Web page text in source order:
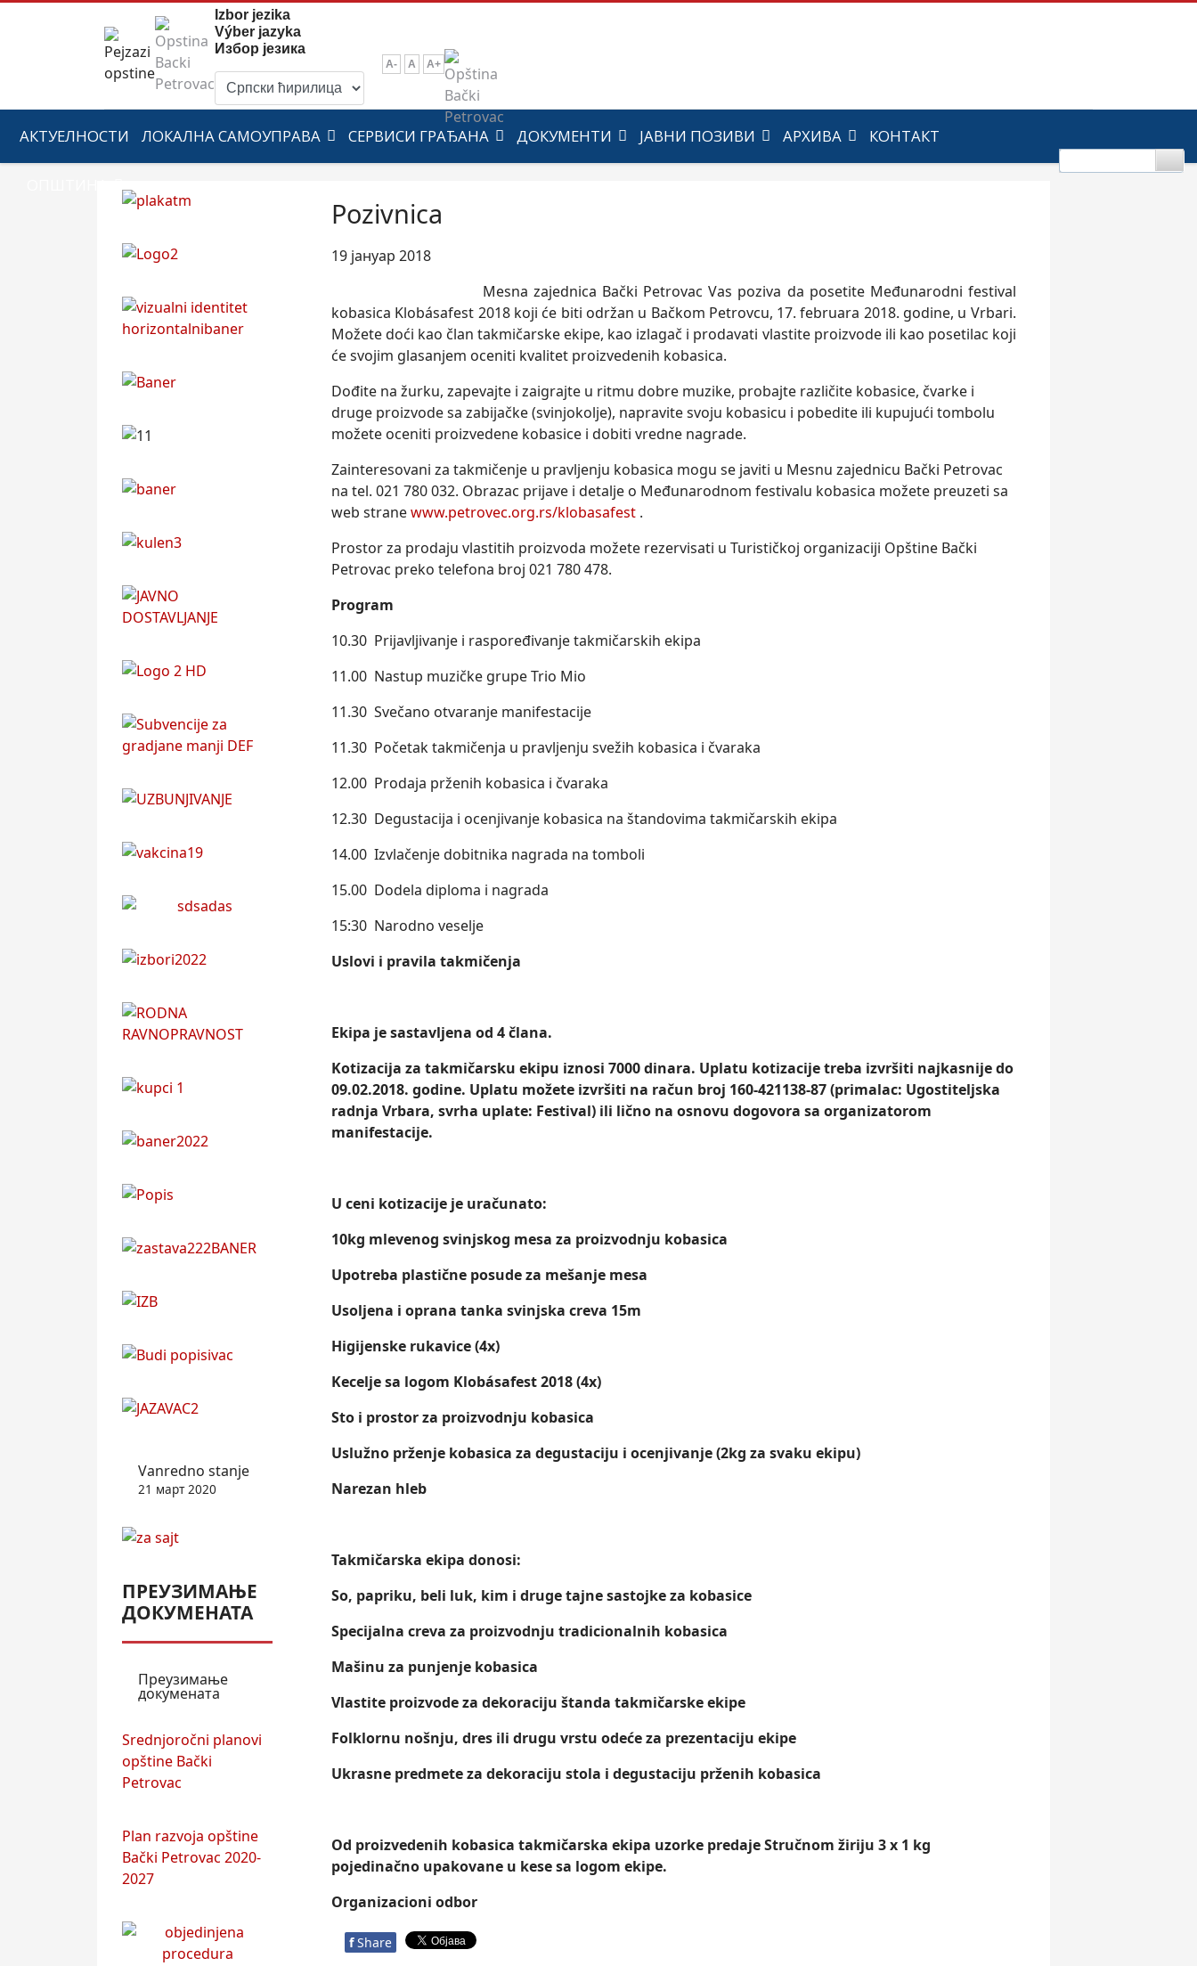
Izbor jezika
Výber jazyka
Избор језика
A- A A+
АКТУЕЛНОСТИ ЛОКАЛНА САМОУПРАВА СЕРВИСИ ГРАЂАНА ДОКУМЕНТИ ЈАВНИ ПОЗИВИ АРХИВА КОНТАКТ
Vanredno stanje
21 март 2020
ПРЕУЗИМАЊЕ
ДОКУМЕНАТА
Преузимање
докумената
Srednjoročni planovi
opštine Bački
Petrovac
Plan razvoja opštine
Bački Petrovac 2020-
2027
Pozivnica
19 јануар 2018
Mesna zajednica Bački Petrovac Vas poziva da posetite Međunarodni festival
kobasica Klobásafest 2018 koji će biti održan u Bačkom Petrovcu, 17. februara 2018. godine, u Vrbari.
Možete doći kao član takmičarske ekipe, kao izlagač i prodavati vlastite proizvode ili kao posetilac koji
će svojim glasanjem oceniti kvalitet proizvedenih kobasica.
Dođite na žurku, zapevajte i zaigrajte u ritmu dobre muzike, probajte različite kobasice, čvarke i
druge proizvode sa zabijačke (svinjokolje), napravite svoju kobasicu i pobedite ili kupujući tombolu
možete oceniti proizvedene kobasice i dobiti vredne nagrade.
Zainteresovani za takmičenje u pravljenju kobasica mogu se javiti u Mesnu zajednicu Bački Petrovac
na tel. 021 780 032. Obrazac prijave i detalje o Međunarodnom festivalu kobasica možete preuzeti sa
web stranewww.petrovec.org.rs/klobasafest .
Prostor za prodaju vlastitih proizvoda možete rezervisati u Turističkoj organizaciji Opštine Bački
Petrovac preko telefona broj 021 780 478.
Program
10.30 Prijavljivanje i raspoređivanje takmičarskih ekipa
11.00 Nastup muzičke grupe Trio Mio
11.30 Svečano otvaranje manifestacije
11.30 Početak takmičenja u pravljenju svežih kobasica i čvaraka
12.00 Prodaja prženih kobasica i čvaraka
12.30 Degustacija i ocenjivanje kobasica na štandovima takmičarskih ekipa
14.00 Izvlačenje dobitnika nagrada na tomboli
15.00 Dodela diploma i nagrada
15:30 Narodno veselje
Uslovi i pravila takmičenja
Ekipa je sastavljena od 4 člana.
Kotizacija za takmičarsku ekipu iznosi 7000 dinara. Uplatu kotizacije treba izvršiti najkasnije do
09.02.2018. godine. Uplatu možete izvršiti na račun broj 160-421138-87(primalac: Ugostiteljska
radnja Vrbara, svrha uplate: Festival) ili lično na osnovu dogovora sa organizatorom
manifestacije.
U ceni kotizacije je uračunato:
10kg mlevenog svinjskog mesa za proizvodnju kobasica
Upotreba plastične posude za mešanje mesa
Usoljena i oprana tanka svinjska creva 15m
Higijenske rukavice (4x)
Kecelje sa logom Klobásafest 2018 (4x)
Sto i prostor za proizvodnju kobasica
Uslužno prženje kobasica za degustaciju i ocenjivanje (2kg za svaku ekipu)
Narezan hleb
Takmičarska ekipa donosi:
So, papriku, beli luk, kim i druge tajne sastojke za kobasice
Specijalna creva za proizvodnju tradicionalnih kobasica
Mašinu za punjenje kobasica
Vlastite proizvode za dekoraciju štanda takmičarske ekipe
Folklornu nošnju, dres ili drugu vrstu odeće za prezentaciju ekipe
Ukrasne predmete za dekoraciju stola i degustaciju prženih kobasica
Od proizvedenih kobasica takmičarska ekipa uzorke predaje Stručnom žiriju 3 x 1 kg
pojedinačno upakovane u kese sa logom ekipe.
Organizacioni odbor
f Share